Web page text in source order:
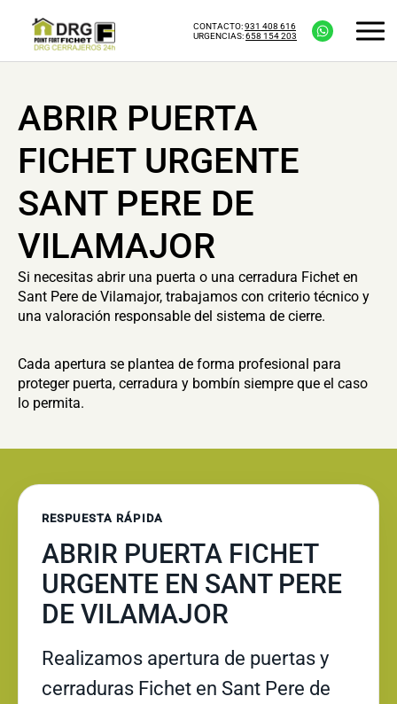
CONTACTO:931 408 616
URGENCIAS:658 154 203
ABRIR PUERTA
FICHET URGENTE
SANT PERE DE
VILAMAJOR
Si necesitas abrir una puerta o una cerradura Fichet en
Sant Pere de Vilamajor, trabajamos con criterio técnico y
una valoración responsable del sistema de cierre.
Cada apertura se plantea de forma profesional para
proteger puerta, cerradura y bombín siempre que el caso
lo permita.
RESPUESTA RÁPIDA
ABRIR PUERTA FICHET
URGENTE EN SANT PERE
DE VILAMAJOR
Realizamos apertura de puertas y
cerraduras Fichet en Sant Pere de